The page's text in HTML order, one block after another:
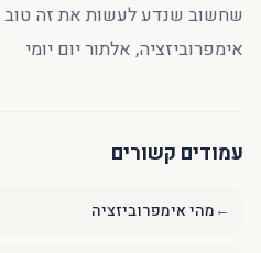
שחשוב שנדע לעשות את זה טוב
אימפרוביזציה, אלתור יום יומי
עמודים קשורים
←מהי אימפרוביזציה